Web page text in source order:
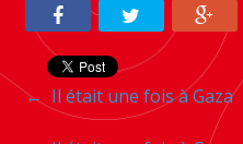
Navigation
← Il était une fois à Gaza